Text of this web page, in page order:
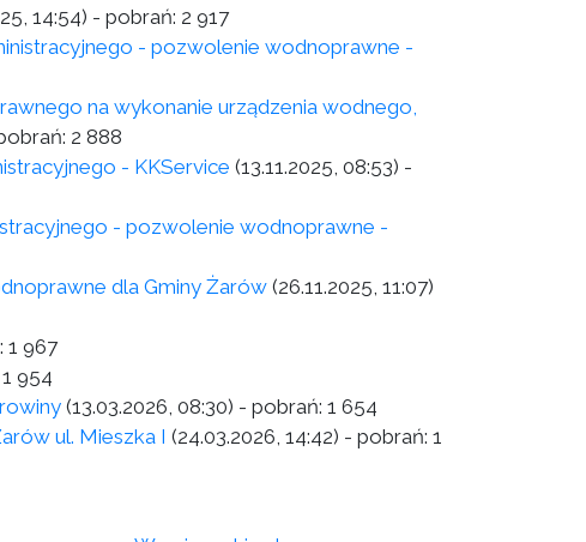
14:54) - pobrań: 2 917
- pozwolenie wodnoprawne -
na wykonanie urządzenia wodnego,
2 888
- KKService (13.11.2025, 08:53) -
- pozwolenie wodnoprawne -
dla Gminy Żarów (26.11.2025, 11:07)
1 967
1 954
(13.03.2026, 08:30) - pobrań: 1 654
ul. Mieszka I (24.03.2026, 14:42) - pobrań: 1